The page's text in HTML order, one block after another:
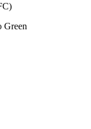
Green